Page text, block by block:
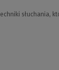
słuchania,